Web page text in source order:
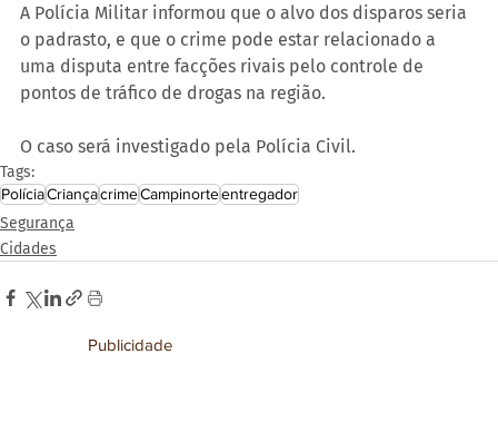
A Polícia Militar informou que o alvo dos disparos seria
o padrasto, e que o crime pode estar relacionado a
uma disputa entre facções rivais pelo controle de
pontos de tráfico de drogas na região.
O caso será investigado pela Polícia Civil.
Tags:
PolíciaCriançacrimeCampinorteentregador
Segurança
Cidades
Publicidade